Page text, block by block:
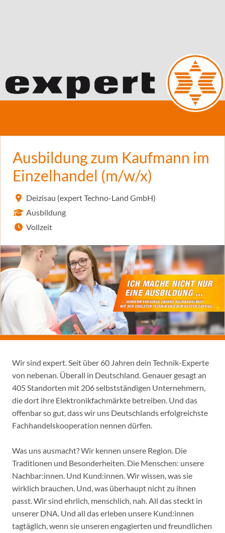
Ausbildung zum Kaufmann im
Einzelhandel (m/w/x)
Deizisau (expert Techno-Land GmbH)
Ausbildung
Vollzeit
Wir sind expert. Seit über 60 Jahren dein Technik-Experte
von nebenan. Überall in Deutschland. Genauer gesagt an
405 Standorten mit 206 selbstständigen Unternehmern,
die dort ihre Elektronikfachmärkte betreiben. Und das
offenbar so gut, dass wir uns Deutschlands erfolgreichste
Fachhandelskooperation nennen dürfen.
Was uns ausmacht? Wir kennen unsere Region. Die
Traditionen und Besonderheiten. Die Menschen: unsere
Nachbar:innen. Und Kund:innen. Wir wissen, was sie
wirklich brauchen. Und, was überhaupt nicht zu ihnen
passt. Wir sind ehrlich, menschlich, nah. All das steckt in
unserer DNA. Und all das erleben unsere Kund:innen
tagtäglich, wenn sie unseren engagierten und freundlichen